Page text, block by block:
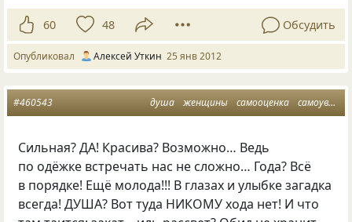
60 48 Обсудить
Опубликовал Алексей Уткин 25 янв 2012
душа женщины самооценка самоуверенность
#460543
Сильная? ДА! Красива? Возможно… Ведь
по одёжке встречать нас не сложно… Года? Всё
в порядке! Ещё молода!!! В глазах и улыбке загадка
всегда! ДУША? Вот туда НИКОМУ хода нет! И что